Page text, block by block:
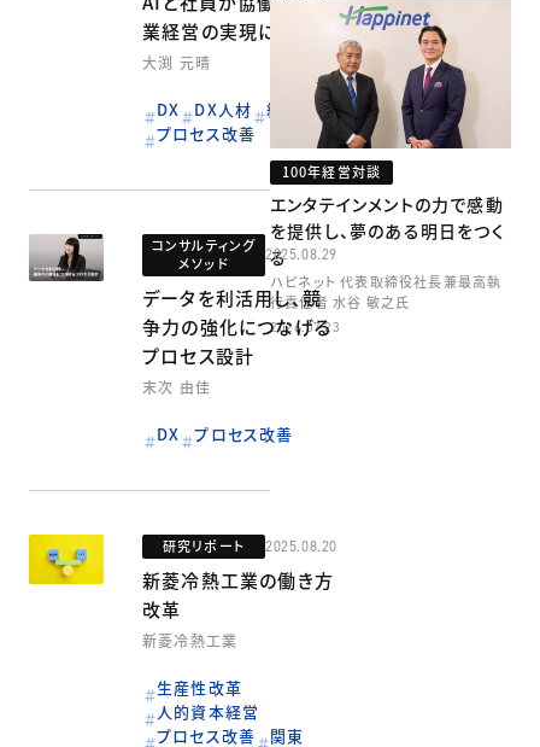
業経営の実現に向けて
大渕 元晴
DX DX人材
組織変革
プロセス改善
コンサルティング
メソッド
2025.08.29
データを利活用し、競
争力の強化につなげる
プロセス設計
末次 由佳
DX プロセス改善
研究リポート 2025.08.20
新菱冷熱工業の働き方
改革
新菱冷熱工業
生産性改革
人的資本経営
プロセス改善
関東
100年経営対談
エンタテインメントの力で感動
を提供し、夢のある明日をつく
る
ハピネット 代表取締役社長兼最高執
行責任者 水谷 敏之氏
2026.07.23